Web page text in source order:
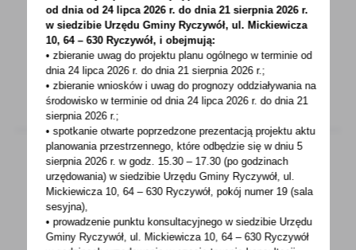
Wójt Gminy Ryczywół informuje, iż w związku
z utratą mocy obowiązującej uchwały
nr XXXII/290/2021...
19 - 01 - 2022
Z lasu wzięte…
od dnia od 24 lipca 2026 r. do dnia 21 sierpnia 2026 r.
w siedzibie Urzędu Gminy Ryczywół, ul. Mickiewicza
10, 64 – 630 Ryczywół, i obejmują:
• zbieranie uwag do projektu planu ogólnego w terminie od
dnia 24 lipca 2026 r. do dnia 21 sierpnia 2026 r.;
• zbieranie wniosków i uwag do prognozy oddziaływania na
środowisko w terminie od dnia 24 lipca 2026 r. do dnia 21
sierpnia 2026 r.;
• spotkanie otwarte poprzedzone prezentacją projektu aktu
planowania przestrzennego, które odbędzie się w dniu 5
sierpnia 2026 r.w godz. 15.30 – 17.30 (po godzinach
urzędowania) w siedzibie Urzędu Gminy Ryczywół, ul.
Mickiewicza 10, 64 – 630 Ryczywół, pokójnumer 19 (sala
sesyjna),
• prowadzenie punktu konsultacyjnego w siedzibie Urzędu
Gminy Ryczywół, ul. Mickiewicza 10, 64 – 630 Ryczywół